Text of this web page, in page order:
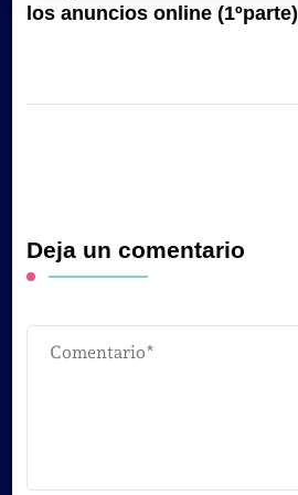
los anuncios online (1ºparte)
Deja un comentario